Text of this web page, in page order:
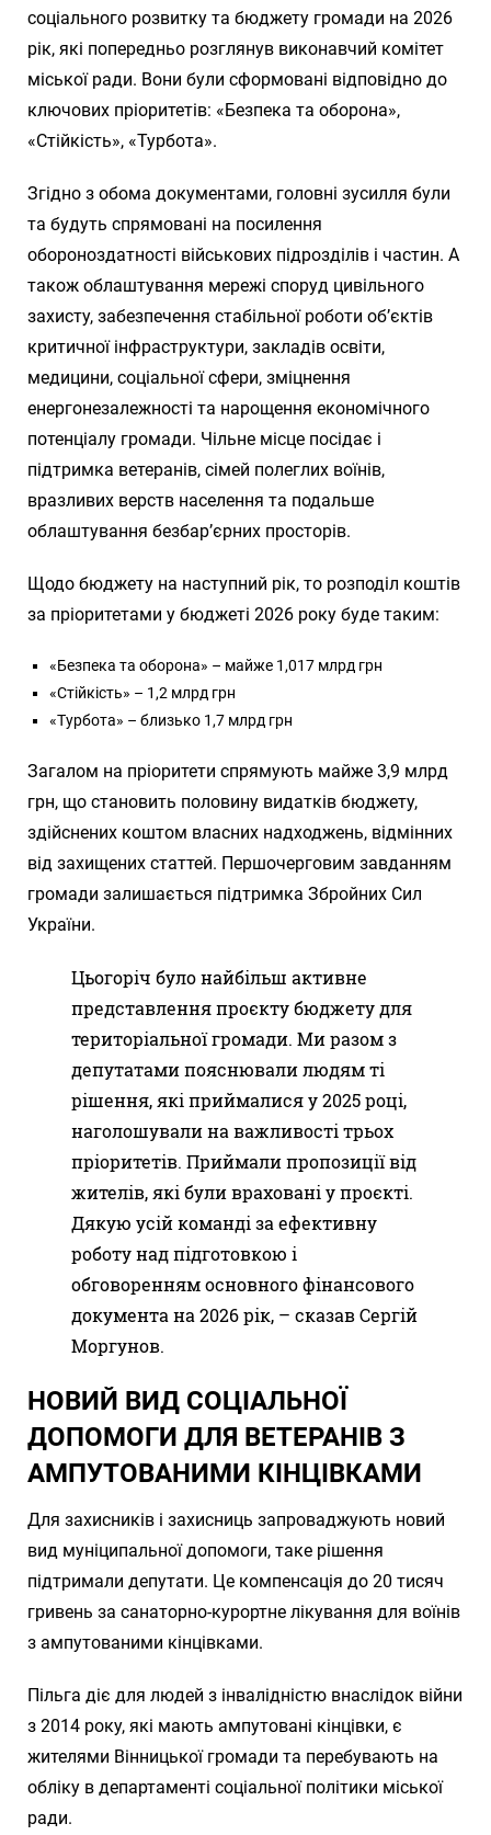
соціального розвитку та бюджету громади на 2026
рік, які попередньо розглянув виконавчий комітет
міської ради. Вони були сформовані відповідно до
ключових пріоритетів: «Безпека та оборона»,
«Стійкість», «Турбота».
Згідно з обома документами, головні зусилля були
та будуть спрямовані на посилення
обороноздатності військових підрозділів і частин. А
також облаштування мережі споруд цивільного
захисту, забезпечення стабільної роботи об’єктів
критичної інфраструктури, закладів освіти,
медицини, соціальної сфери, зміцнення
енергонезалежності та нарощення економічного
потенціалу громади. Чільне місце посідає і
підтримка ветеранів, сімей полеглих воїнів,
вразливих верств населення та подальше
облаштування безбар’єрних просторів.
Щодо бюджету на наступний рік, то розподіл коштів
за пріоритетами у бюджеті 2026 року буде таким:
«Безпека та оборона» – майже 1,017 млрд грн
«Стійкість» – 1,2 млрд грн
«Турбота» – близько 1,7 млрд грн
Загалом на пріоритети спрямують майже 3,9 млрд
грн, що становить половину видатків бюджету,
здійснених коштом власних надходжень, відмінних
від захищених статтей. Першочерговим завданням
громади залишається підтримка Збройних Сил
України.
Цьогоріч було найбільш активне
представлення проєкту бюджету для
територіальної громади. Ми разом з
депутатами пояснювали людям ті
рішення, які приймалися у 2025 році,
наголошували на важливості трьох
пріоритетів. Приймали пропозиції від
жителів, які були враховані у проєкті.
Дякую усій команді за ефективну
роботу над підготовкою і
обговоренням основного фінансового
документа на 2026 рік, – сказав Сергій
Моргунов.
НОВИЙ ВИД СОЦІАЛЬНОЇ
ДОПОМОГИ ДЛЯ ВЕТЕРАНІВ З
АМПУТОВАНИМИ КІНЦІВКАМИ
Для захисників і захисниць запроваджують новий
вид муніципальної допомоги, таке рішення
підтримали депутати. Це компенсація до 20 тисяч
гривень за санаторно-курортне лікування для воїнів
з ампутованими кінцівками.
Пільга діє для людей з інвалідністю внаслідок війни
з 2014 року, які мають ампутовані кінцівки, є
жителями Вінницької громади та перебувають на
обліку в департаменті соціальної політики міської
ради.